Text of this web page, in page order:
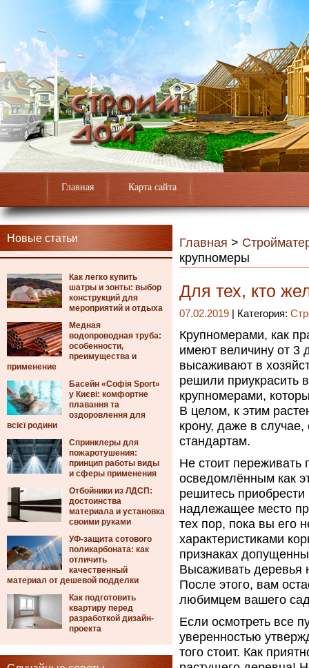
Главная Карта сайта
Новые статьи
Как легко купить
шатры и зонты: выбор
конструкций для
мероприятий и отдыха
Медная
водопроводная труба:
особенности,
преимущества и
применение
Басейн «Софія Sport»
у Києві: комфортне
плавання та
оздоровлення для
всієї родини
Спринклеры для
пожаротушения:
принцип работы виды
и сферы применения
Отбойники из ЛДСП:
достоинства
материала и установка
своими руками
УФ-защита сотового
поликарбоната: как
отличить
качественный
материал от дешевой подделки
Как подготовить
квартиру перед
разработкой дизайн-
проекта
Главная >
крупномеры
Для тех, кто
07.02.2019 | Категория:
Крупномерами, как
имеют величину от 3
высаживают в
решили приукрасить
крупномерами,
В целом, к этим
крону, даже в
стандартам.
Не стоит переживать
осведомлённым как
решитесь
надлежащее место
тех пор, пока вы его
характеристиками
признаках
Высаживать деревья
После этого, вам
любимцем вашего
Если осмотреть все
уверенностью
того стоит. Как